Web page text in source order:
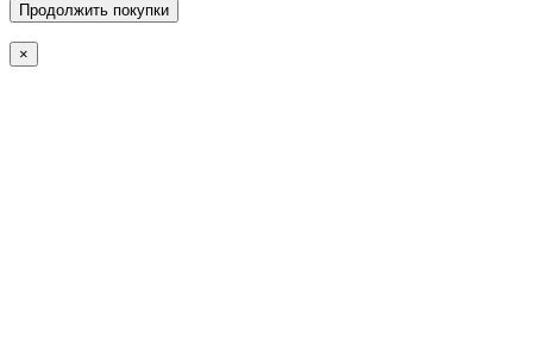
Продолжить покупки
×